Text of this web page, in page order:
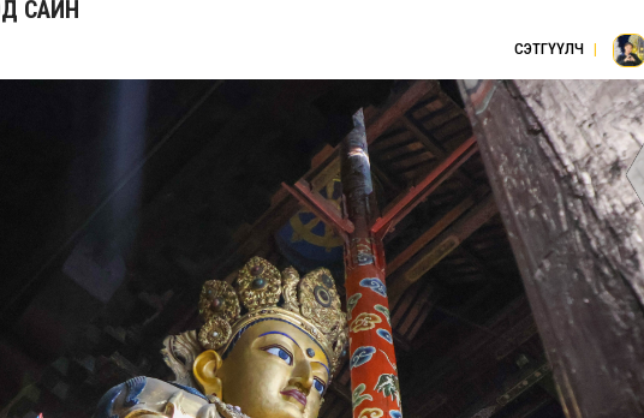
САЙН
СЭТГҮҮЛЧ |